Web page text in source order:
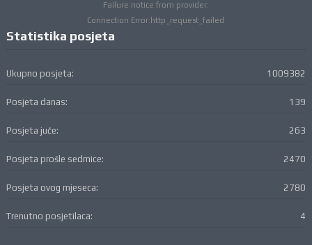
Failure notice from provider:
Connection Error:http_request_failed
Statistika posjeta
1009382
Ukupno posjeta:
139
Posjeta danas:
263
Posjeta juče:
2470
Posjeta prošle sedmice:
2780
Posjeta ovog mjeseca:
4
Trenutno posjetilaca: